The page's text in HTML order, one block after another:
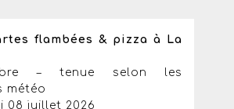
flambées & pizza à La
– tenue selon les
météo​
08 juillet 2026